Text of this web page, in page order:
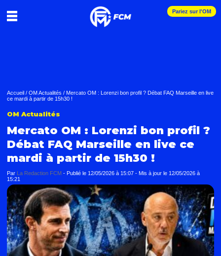
Pariez sur l'OM
Accueil / OM Actualités / Mercato OM : Lorenzi bon profil ? Débat FAQ Marseille en live
ce mardi à partir de 15h30 !
OM Actualités
Mercato OM : Lorenzi bon profil ?
Débat FAQ Marseille en live ce
mardi à partir de 15h30 !
Par La Redaction FCM - Publié le 12/05/2026 à 15:07 - Mis à jour le 12/05/2026 à
15:21